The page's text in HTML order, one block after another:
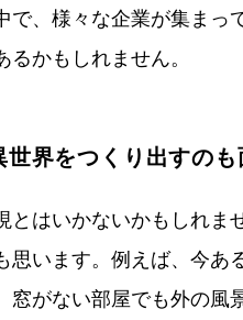
で、様々な企業が集まっ
かもしれません。
界をつくり出すのも
はいかないかもしれま
思います。例えば、今あ
窓がない部屋でも外の風